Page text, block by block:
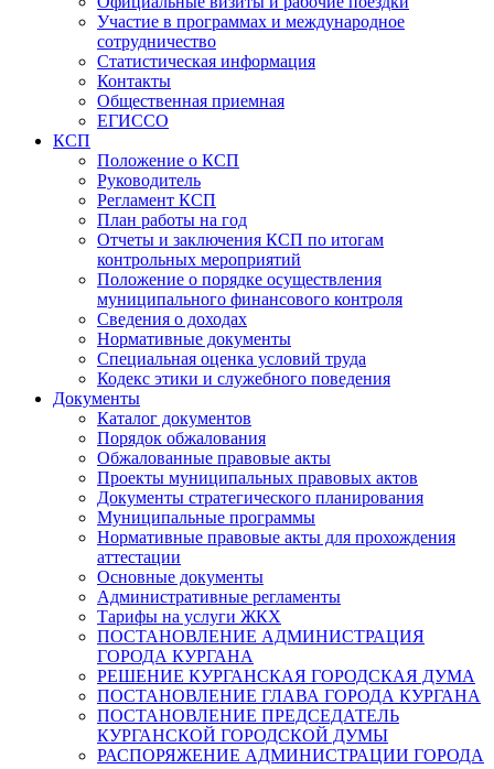
Участие в программах и международное
сотрудничество
Статистическая информация
Контакты
Общественная приемная
ЕГИССО
КСП
Положение о КСП
Руководитель
Регламент КСП
План работы на год
Отчеты и заключения КСП по итогам
контрольных мероприятий
Положение о порядке осуществления
муниципального финансового контроля
Сведения о доходах
Нормативные документы
Специальная оценка условий труда
Кодекс этики и служебного поведения
Документы
Каталог документов
Порядок обжалования
Обжалованные правовые акты
Проекты муниципальных правовых актов
Документы стратегического планирования
Муниципальные программы
Нормативные правовые акты для прохождения
аттестации
Основные документы
Административные регламенты
Тарифы на услуги ЖКХ
ПОСТАНОВЛЕНИЕ АДМИНИСТРАЦИЯ
ГОРОДА КУРГАНА
РЕШЕНИЕ КУРГАНСКАЯ ГОРОДСКАЯ ДУМА
ПОСТАНОВЛЕНИЕ ГЛАВА ГОРОДА КУРГАНА
ПОСТАНОВЛЕНИЕ ПРЕДСЕДАТЕЛЬ
КУРГАНСКОЙ ГОРОДСКОЙ ДУМЫ
РАСПОРЯЖЕНИЕ АДМИНИСТРАЦИИ ГОРОДА